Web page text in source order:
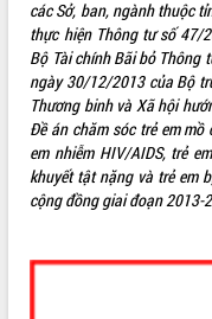
SỞ, BAN, NGÀNH
UBND CÁC XÃ, PHƯỜNG
THÔNG TIN CHỈ ĐẠO ĐIỀU HÀNH
HỆ THỐNG VĂN BẢN
VĂN BẢN HĐND TỈNH
các Sở, ban, ngành thuộc
thực hiện Thông tư số 47/
Bộ Tài chính Bãi bỏ Thông
ngày 30/12/2013 của Bộ
Thương binh và Xã hội
Đề án chăm sóc trẻ em
em nhiễm HIV/AIDS, trẻ
khuyết tật nặng và trẻ em
cộng đồng giai đoạn 2013-